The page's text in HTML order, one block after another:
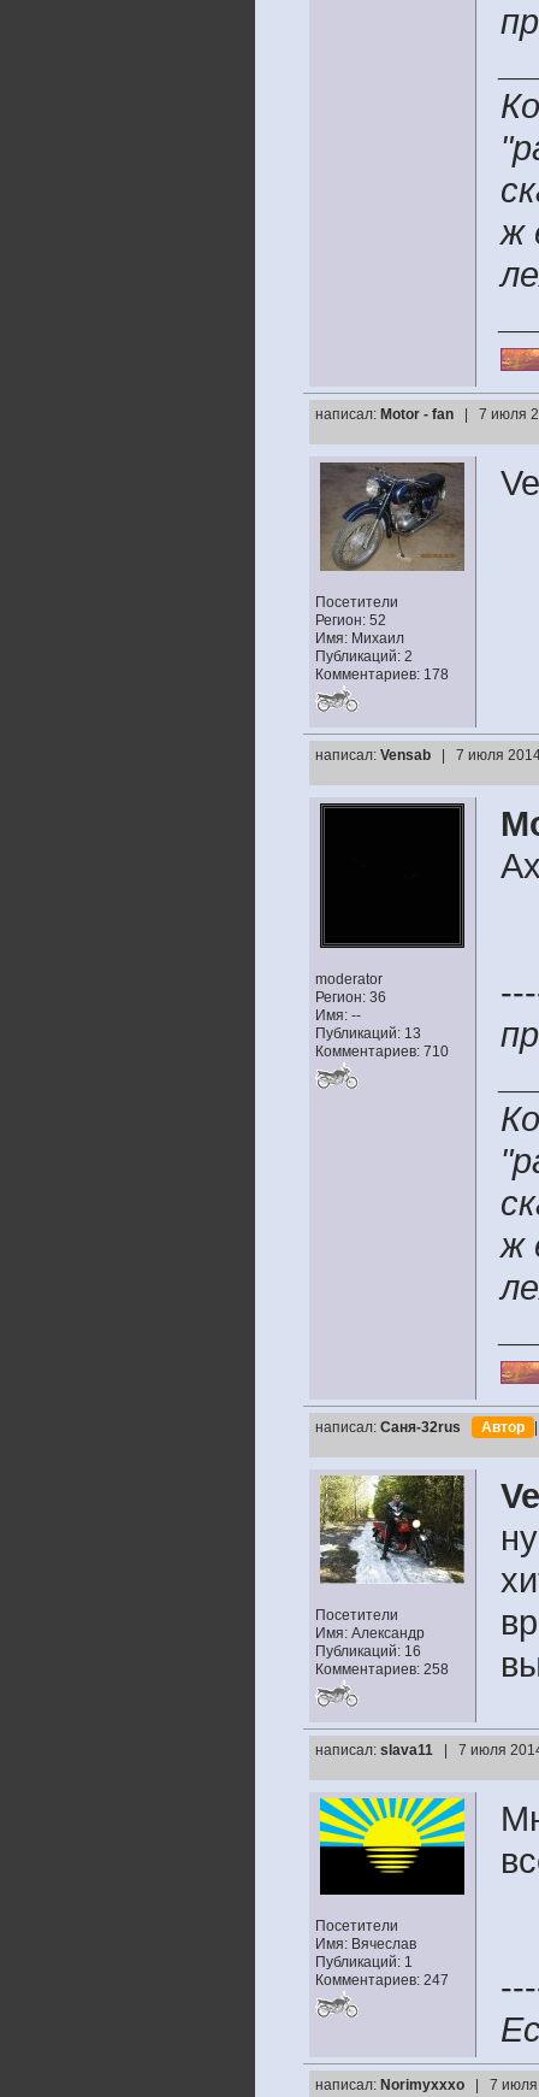
ж
написал: Motor - fan | 7 июля
Посетители
Регион: 52
Имя: Михаил
Публикаций: 2
Комментариев: 178
написал: Vensab | 7 июля
moderator
Регион: 36
Имя: --
Публикаций: 13
Комментариев: 710
ж
написал: Саня-32rus Автор
Посетители
Имя: Александр
Публикаций: 16
Комментариев: 258
написал: slava11 | 7 июля
Посетители
Имя: Вячеслав
Публикаций: 1
Комментариев: 247
написал: Norimyxxxo | 7